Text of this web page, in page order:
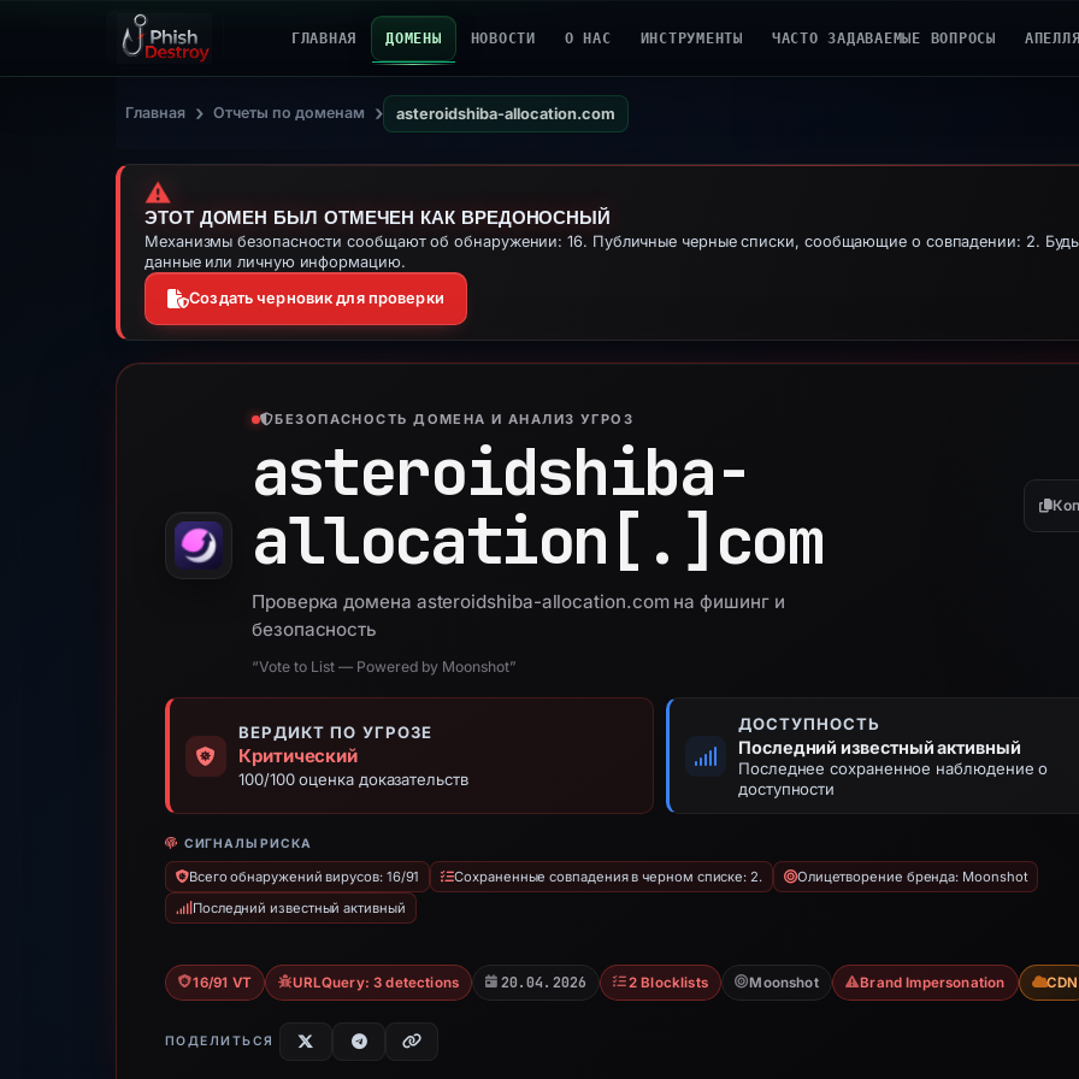
ГЛАВНАЯ ДОМЕНЫ НОВОСТИ О НАС ИНСТРУМЕНТЫ ЧАСТО ЗАДАВАЕМЫЕ ВОПРОСЫ
Главная › Отчеты по доменам › asteroidshiba-allocation.com
⚠️
ЭТОТ ДОМЕН БЫЛ ОТМЕЧЕН КАК ВРЕДОНОСНЫЙ
Механизмы безопасности сообщают об обнаружении: 16. Публичные черные списки, сообщающие о совпадении: 2.
данные или личную информацию.
Создать черновик для проверки
БЕЗОПАСНОСТЬ ДОМЕНА И АНАЛИЗ УГРОЗ
asteroidshiba-
allocation[.]com
Проверка домена asteroidshiba-allocation.com на фишинг и
безопасность
“Vote to List — Powered by Moonshot”
ВЕРДИКТ ПО УГРОЗЕ
Критический
100/100 оценка доказательств
ДОСТУПНОСТЬ
Последний известный активный
Последнее сохраненное наблюдение о
доступности
СИГНАЛЫ РИСКА
Всего обнаружений вирусов: 16/91 Сохраненные совпадения в черном списке: 2.
Олицетворение бренда: Moonshot
Последний известный активный
16/91 VT URLQuery: 3 detections 20.04.2026 2 Blocklists Moonshot Brand Impersonation CDN
ПОДЕЛИТЬСЯ